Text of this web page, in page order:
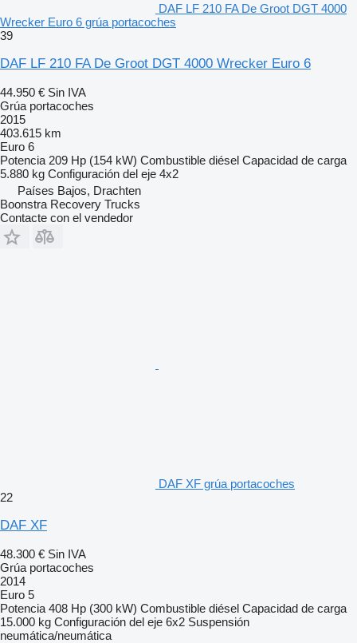
DAF LF 210 FA De Groot DGT 4000
Wrecker Euro 6 grúa portacoches
39
DAF LF 210 FA De Groot DGT 4000 Wrecker Euro 6
44.950 € Sin IVA
Grúa portacoches
2015
403.615 km
Euro 6
Potencia 209 Hp (154 kW) Combustible diésel Capacidad de carga
5.880 kg Configuración del eje 4x2
Países Bajos, Drachten
Boonstra Recovery Trucks
Contacte con el vendedor
DAF XF grúa portacoches
22
DAF XF
48.300 € Sin IVA
Grúa portacoches
2014
Euro 5
Potencia 408 Hp (300 kW) Combustible diésel Capacidad de carga
15.000 kg Configuración del eje 6x2 Suspensión
neumática/neumática